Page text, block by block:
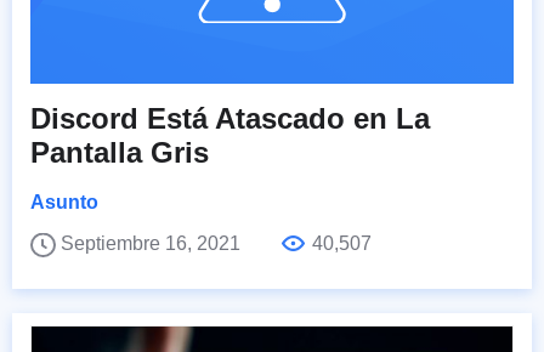
Discord Está Atascado en La
Pantalla Gris
Asunto
Septiembre 16, 2021
40,507